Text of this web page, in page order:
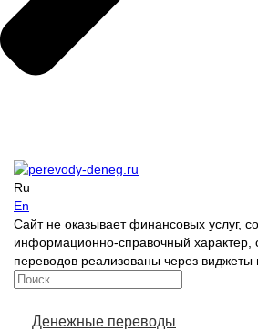
Ru
En
Сайт не оказывает финансовых услуг,
информационно-справочный характер,
переводов реализованы через виджеты
Денежные переводы